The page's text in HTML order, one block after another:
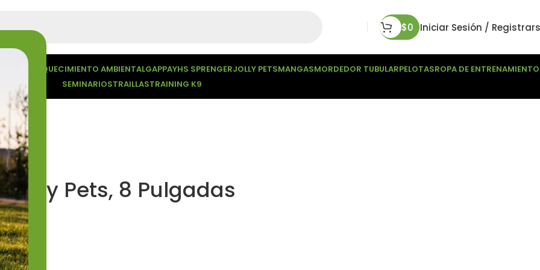
$0 Iniciar Sesión /
ENRIQUECIMIENTO AMBIENTALGAPPAYHS SPRENGERJOLLY PETSMANGASMORDEDOR TUBULARPELOTASROPA DE ENTRENAMIENTO
SEMINARIOSTRAILLASTRAINING K9
Pets, 8 Pulgadas